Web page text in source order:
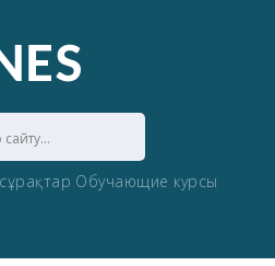
Обучающие курсы